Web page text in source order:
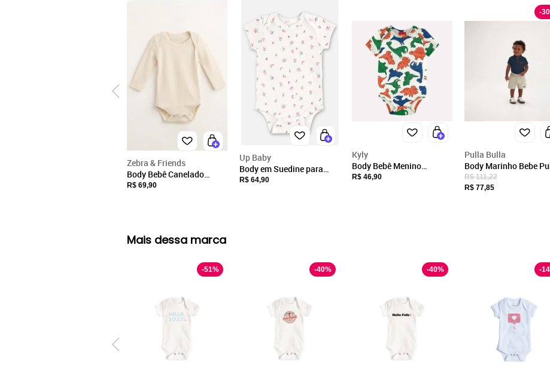
Reserva Oficial
Razão Social
AREZZO INDUSTRIA E COMERCIO S.A.
CNPJ
16.590.234/0001-76
Endereço
RUA PREFEITO OLÍMPIO DE MELO, 1435, RA 07
RIO DE JANEIRO, RJ/
Zebra & Friends
Body Bebê Canelado
Longo Ribana Sustentável
R$ 69,90
Up Baby
Body em Suedine para
Bebê Menina Up Baby Off-
R$ 64,90
Kyly
Body Bebê Menino
Estampa Kyly
R$ 46,90
-30
Pulla Bulla
Body Marinho Bebe
Bulla Menino - 53655-
R$ 111,22
R$ 77,85
Mais dessa marca
-51% -40% -40% -14